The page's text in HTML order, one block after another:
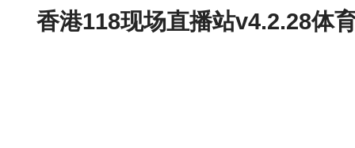
香港118现场直播站v4.2.28体